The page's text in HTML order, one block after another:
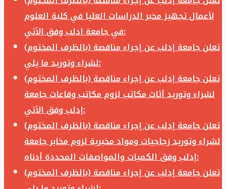
لأعمال تجهيز مخبر الدراسات العليا في كلية العلوم
في جامعة ادلب وفق الآتي:
تعلن جامعة إدلب عن إجراء مناقصة (بالظرف المختوم)
لشراء وتوريد ما يلي:
تعلن جامعة إدلب عن إجراء مناقصة (بالظرف المختوم)
لشراء وتوريد أثاث مكاتب لزوم مكاتب وقاعات جامعة
إدلب وفق الآتي:
تعلن جامعة إدلب عن إجراء مناقصة (بالظرف المختوم)
لشراء وتوريد زجاجيات ومواد مخبرية لزوم مخابر جامعة
إدلب وفق الكميات والمواصفات المحددة أدناه:
تعلن جامعة إدلب عن إجراء مناقصة (بالظرف المختوم)